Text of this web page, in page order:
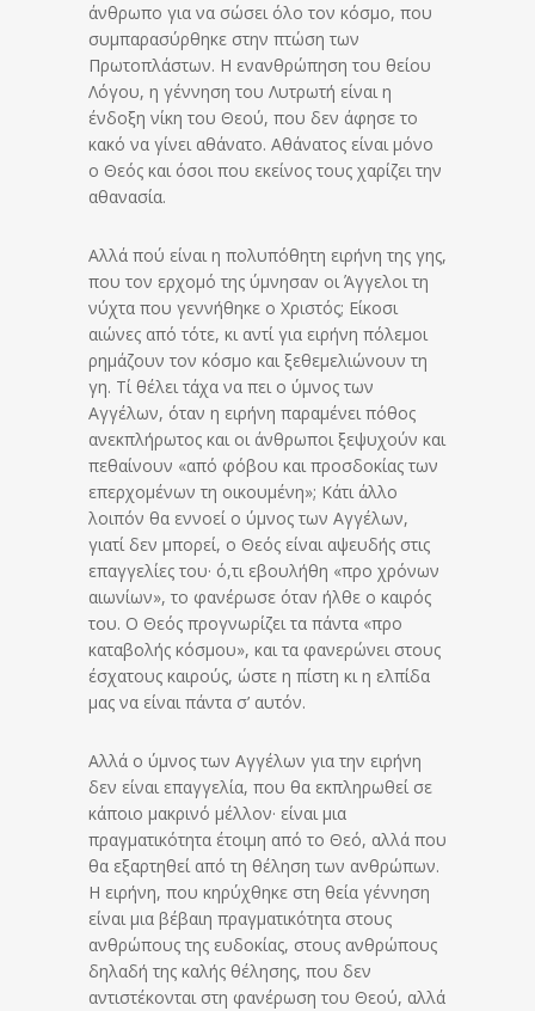
άνθρωπο για να σώσει όλο τον κόσμο, που
συμπαρασύρθηκε στην πτώση των
Πρωτοπλάστων. Η ενανθρώπηση του θείου
Λόγου, η γέννηση του Λυτρωτή είναι η
ένδοξη νίκη του Θεού, που δεν άφησε το
κακό να γίνει αθάνατο. Αθάνατος είναι μόνο
ο Θεός και όσοι που εκείνος τους χαρίζει την
αθανασία.
Αλλά πού είναι η πολυπόθητη ειρήνη της γης,
που τον ερχομό της ύμνησαν οι Άγγελοι τη
νύχτα που γεννήθηκε ο Χριστός; Είκοσι
αιώνες από τότε, κι αντί για ειρήνη πόλεμοι
ρημάζουν τον κόσμο και ξεθεμελιώνουν τη
γη. Τί θέλει τάχα να πει ο ύμνος των
Αγγέλων, όταν η ειρήνη παραμένει πόθος
ανεκπλήρωτος και οι άνθρωποι ξεψυχούν και
πεθαίνουν «από φόβου και προσδοκίας των
επερχομένων τη οικουμένη»; Κάτι άλλο
λοιπόν θα εννοεί ο ύμνος των Αγγέλων,
γιατί δεν μπορεί, ο Θεός είναι αψευδής στις
επαγγελίες του· ό,τι εβουλήθη «προ χρόνων
αιωνίων», το φανέρωσε όταν ήλθε ο καιρός
του. Ο Θεός προγνωρίζει τα πάντα «προ
καταβολής κόσμου», και τα φανερώνει στους
έσχατους καιρούς, ώστε η πίστη κι η ελπίδα
μας να είναι πάντα σ’ αυτόν.
Αλλά ο ύμνος των Αγγέλων για την ειρήνη
δεν είναι επαγγελία, που θα εκπληρωθεί σε
κάποιο μακρινό μέλλον· είναι μια
πραγματικότητα έτοιμη από το Θεό, αλλά που
θα εξαρτηθεί από τη θέληση των ανθρώπων.
Η ειρήνη, που κηρύχθηκε στη θεία γέννηση
είναι μια βέβαιη πραγματικότητα στους
ανθρώπους της ευδοκίας, στους ανθρώπους
δηλαδή της καλής θέλησης, που δεν
αντιστέκονται στη φανέρωση του Θεού, αλλά